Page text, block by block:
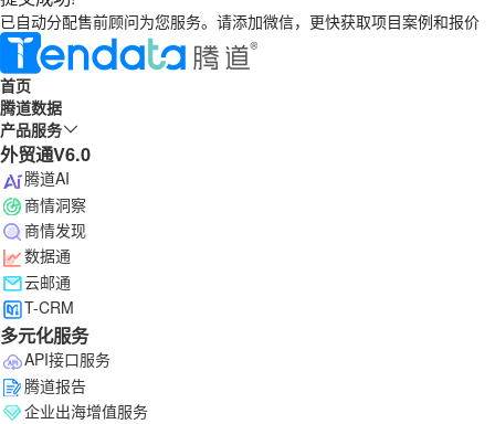
已自动分配售前顾问为您服务。请添加微信，更快获取项目案例和报价
首页
腾道数据
产品服务
外贸通V6.0
腾道AI
商情洞察
商情发现
数据通
云邮通
T-CRM
多元化服务
API接口服务
腾道报告
企业出海增值服务